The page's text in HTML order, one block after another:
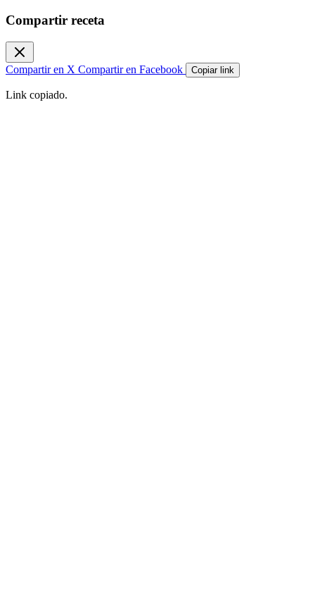
Compartir receta
Compartir en X Compartir en Facebook Copiar link
Link copiado.